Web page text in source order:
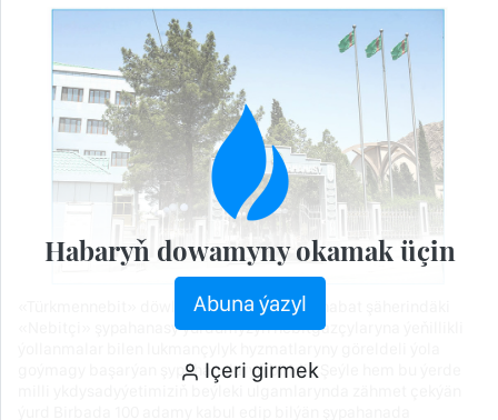
«Türkmennebit» döwlet konserniniň Balkanabat şäherindäki
«Nebitçi» şypahanasy ýurdumyzyň nebitgazçylaryna ýeňillikli
goýmagy başarýan şypahanalaryň biridir. Şeýle hem bu ýerde
Habaryň dowamyny okamak üçin
Abuna ýazyl
Içeri girmek